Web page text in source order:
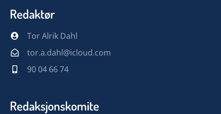
Redaktør
Tor Alrik Dahl
tor.a.dahl@icloud.com
90 04 66 74
Redaksjonskomite